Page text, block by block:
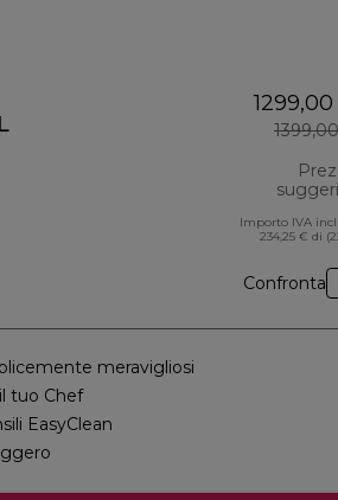
Importo IVA
234,25 € di
Confronta
meravigliosi
tuo Chef
EasyClean